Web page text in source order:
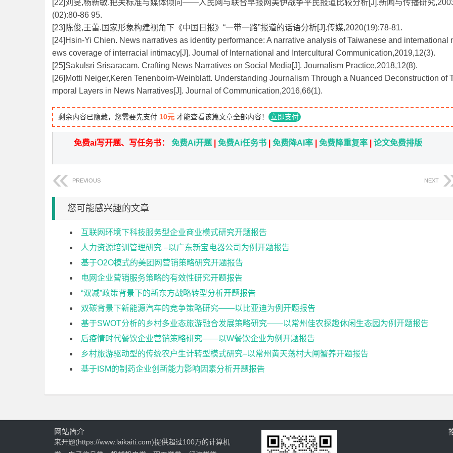
[22]刘旻,杨新敏.把关标准与媒体倾向——人民网与联合早报网美伊战争平民报道比较分析[J].新闻与传播研究
(02):80-86 95.
[23]陈俊,王蕾.国家形象构建视角下《中国日报》“一带一路”报道的话语分析[J].传媒,2020(19):78-81.
[24]Hsin-Yi Chien. News narratives as identity performance: A narrative analysis of Taiwanese and international
ews coverage of interracial intimacy[J]. Journal of International and Intercultural Communication,2019,12(3).
[25]Sakulsri Srisaracam. Crafting News Narratives on Social Media[J]. Journalism Practice,2018,12(8).
[26]Motti Neiger,Keren Tenenboim‐Weinblatt. Understanding Journalism Through a Nuanced Deconstruction of
mporal Layers in News Narratives[J]. Journal of Communication,2016,66(1).
剩余内容已隐藏，您需要先支付 10元 才能查看该篇文章全部内容！ 立即支付
免费ai写开题、写任务书： 免费Ai开题 免费Ai任务书 免费降AI率 免费降重复率 论文免费排版
PREVIOUS NEXT
您可能感兴趣的文章
互联网环境下科技服务型企业商业模式研究开题报告
人力资源培训管理研究 –以广东新宝电器公司为例开题报告
基于O2O模式的美团网营销策略研究开题报告
电网企业营销服务策略的有效性研究开题报告
“双减”政策背景下的新东方战略转型分析开题报告
双碳背景下新能源汽车的竞争策略研究——以比亚迪为例开题报告
基于SWOT分析的乡村多业态旅游融合发展策略研究——以常州佳农探趣休闲生态园为例开题报告
后疫情时代餐饮企业营销策略研究——以W餐饮企业为例开题报告
乡村旅游驱动型的传统农户生计转型模式研究–以常州黄天荡村大闸蟹养开题报告
基于ISM的制药企业创新能力影响因素分析开题报告
网站简介
来开题(https://www.laikaiti.com)提供超过100万的计算机